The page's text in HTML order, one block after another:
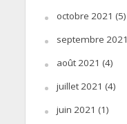
octobre 2021 (5)
septembre 2021
août 2021 (4)
juillet 2021 (4)
juin 2021 (1)